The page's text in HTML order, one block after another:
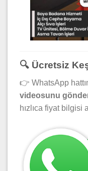
🔍 Ücretsiz
👉 WhatsApp
videosunu
hızlıca fiyat bilgisi